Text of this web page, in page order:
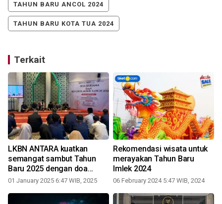
TAHUN BARU ANCOL 2024
TAHUN BARU KOTA TUA 2024
Terkait
LKBN ANTARA kuatkan
semangat sambut Tahun
Baru 2025 dengan doa
bersama
01 January 2025 6:47 WIB, 2025
Rekomendasi wisata untuk
merayakan Tahun Baru
Imlek 2024
06 February 2024 5:47 WIB, 2024